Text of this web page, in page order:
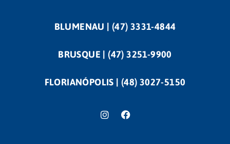
BLUMENAU | (47) 3331-4844
BRUSQUE | (47) 3251-9900
FLORIANÓPOLIS | (48) 3027-5150